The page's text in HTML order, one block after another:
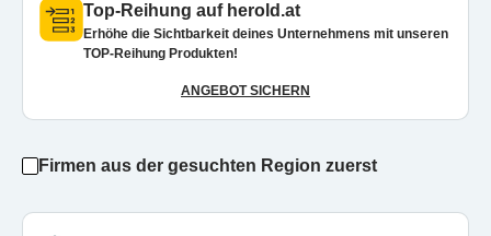
Top-Reihung auf herold.at
Erhöhe die Sichtbarkeit deines Unternehmens mit unseren
TOP-Reihung Produkten!
ANGEBOT SICHERN
Firmen aus der gesuchten Region zuerst